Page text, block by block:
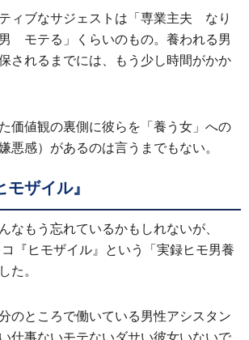
ィブなサジェストは「専業主夫 なり
モテる」くらいのもの。養われる男
されるまでには、もう少し時間がかか
価値観の裏側に彼らを「養う女」への
悪感）があるのは言うまでもない。
ザイル』
なもう忘れているかもしれないが、
『ヒモザイル』という「実録ヒモ男養
た。
のところで働いている男性アシスタン
仕事ないモテないダサい彼女いないで